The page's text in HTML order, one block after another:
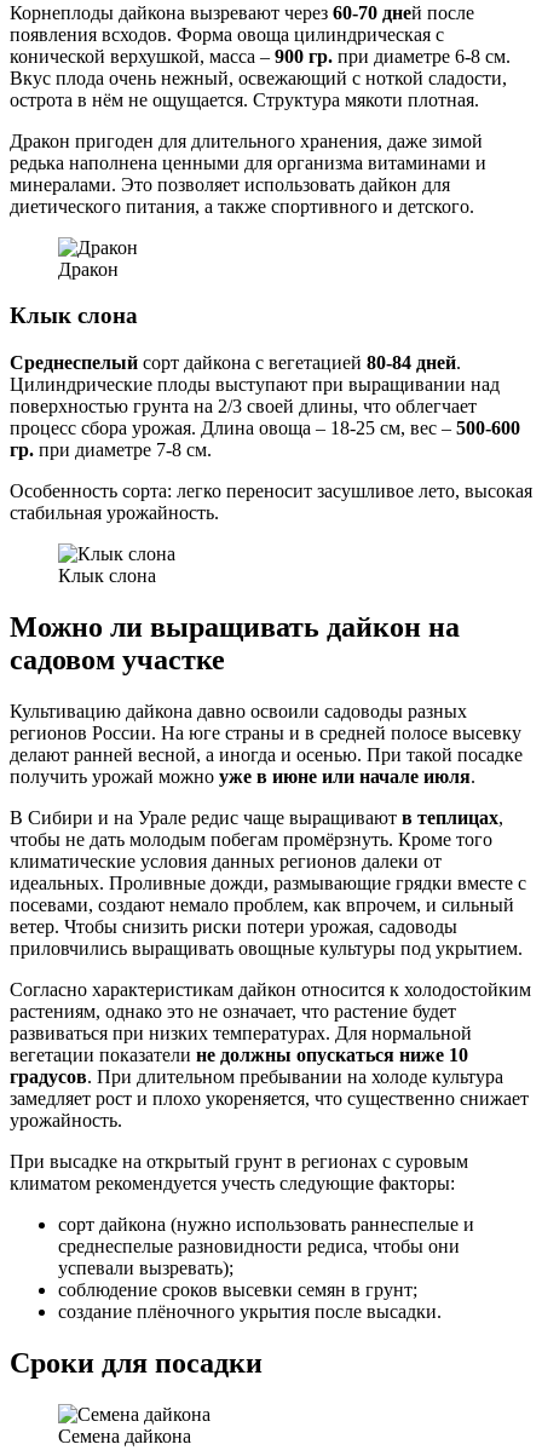
Корнеплоды дайкона вызревают через 60-70 дней после
появления всходов. Форма овоща цилиндрическая с
конической верхушкой, масса – 900 гр. при диаметре 6-8 см.
Вкус плода очень нежный, освежающий с ноткой сладости,
острота в нём не ощущается. Структура мякоти плотная.
Дракон пригоден для длительного хранения, даже зимой
редька наполнена ценными для организма витаминами и
минералами. Это позволяет использовать дайкон для
диетического питания, а также спортивного и детского.
Дракон
Клык слона
Среднеспелый сорт дайкона с вегетацией 80-84 дней.
Цилиндрические плоды выступают при выращивании над
поверхностью грунта на 2/3 своей длины, что облегчает
процесс сбора урожая. Длина овоща – 18-25 см, вес – 500-600
гр. при диаметре 7-8 см.
Особенность сорта: легко переносит засушливое лето, высокая
стабильная урожайность.
Клык слона
Можно ли выращивать дайкон на
садовом участке
Культивацию дайкона давно освоили садоводы разных
регионов России. На юге страны и в средней полосе высевку
делают ранней весной, а иногда и осенью. При такой посадке
получить урожай можно уже в июне или начале июля.
В Сибири и на Урале редис чаще выращивают в теплицах,
чтобы не дать молодым побегам промёрзнуть. Кроме того
климатические условия данных регионов далеки от
идеальных. Проливные дожди, размывающие грядки вместе с
посевами, создают немало проблем, как впрочем, и сильный
ветер. Чтобы снизить риски потери урожая, садоводы
приловчились выращивать овощные культуры под укрытием.
Согласно характеристикам дайкон относится к холодостойким
растениям, однако это не означает, что растение будет
развиваться при низких температурах. Для нормальной
вегетации показатели не должны опускаться ниже 10
градусов. При длительном пребывании на холоде культура
замедляет рост и плохо укореняется, что существенно снижает
урожайность.
При высадке на открытый грунт в регионах с суровым
климатом рекомендуется учесть следующие факторы:
сорт дайкона (нужно использовать раннеспелые и
среднеспелые разновидности редиса, чтобы они
успевали вызревать);
соблюдение сроков высевки семян в грунт;
создание плёночного укрытия после высадки.
Сроки для посадки
Семена дайкона